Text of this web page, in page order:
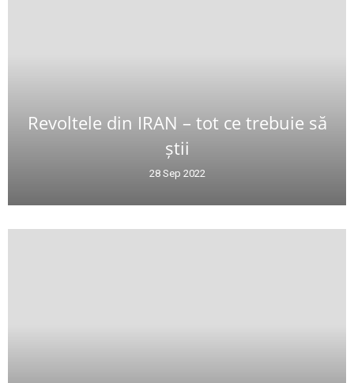
Revoltele din IRAN – tot ce trebuie să
știi
28 Sep 2022